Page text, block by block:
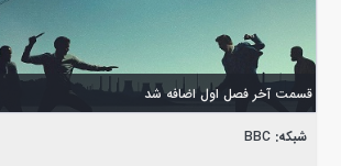
قسمت آخر فصل اول اضافه شد
شبکه: BBC